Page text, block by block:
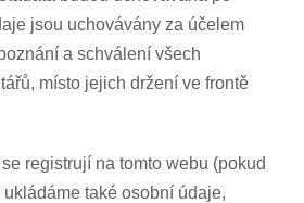
jsou uchovávány za účelem
a schválení všech
místo jejich držení ve frontě
registrují na tomto webu (pokud
ukládáme také osobní údaje,